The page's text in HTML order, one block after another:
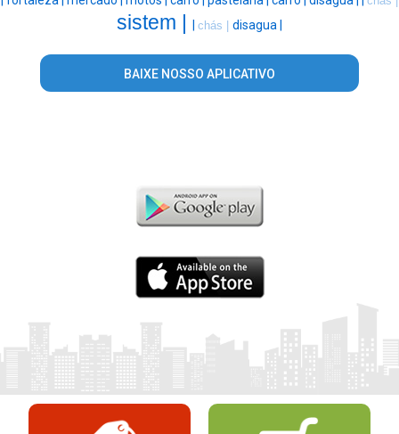
sistem | | chás | disagua |
BAIXE NOSSO APLICATIVO